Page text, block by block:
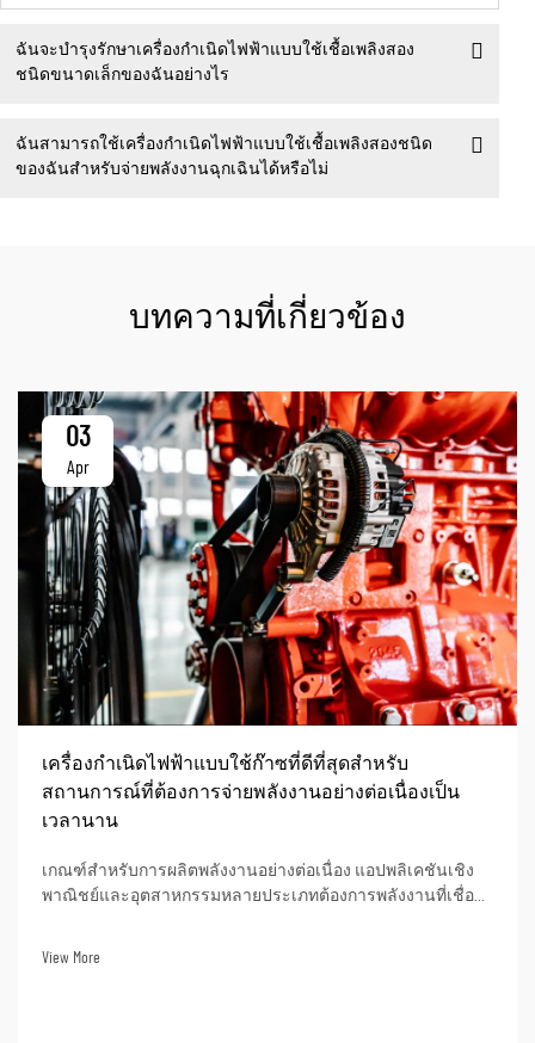
ฉันจะบำรุงรักษาเครื่องกำเนิดไฟฟ้าแบบใช้เชื้อเพลิงสอง
ชนิดขนาดเล็กของฉันอย่างไร
ฉันสามารถใช้เครื่องกำเนิดไฟฟ้าแบบใช้เชื้อเพลิงสองชนิด
ของฉันสำหรับจ่ายพลังงานฉุกเฉินได้หรือไม่
บทความที่เกี่ยวข้อง
03
Apr
เครื่องกำเนิดไฟฟ้าแบบใช้ก๊าซที่ดีที่สุดสำหรับ
สถานการณ์ที่ต้องการจ่ายพลังงานอย่างต่อเนื่องเป็น
เวลานาน
เกณฑ์สำหรับการผลิตพลังงานอย่างต่อเนื่อง แอปพลิเคชันเชิง
พาณิชย์และอุตสาหกรรมหลายประเภทต้องการพลังงานที่เชื่อถือ
View More